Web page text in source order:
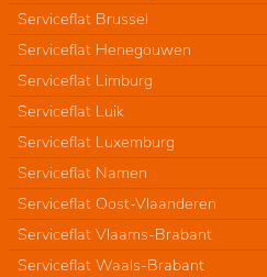
Serviceflat Brussel
Serviceflat Henegouwen
Serviceflat Limburg
Serviceflat Luik
Serviceflat Luxemburg
Serviceflat Namen
Serviceflat Oost-Vlaanderen
Serviceflat Vlaams-Brabant
Serviceflat Waals-Brabant